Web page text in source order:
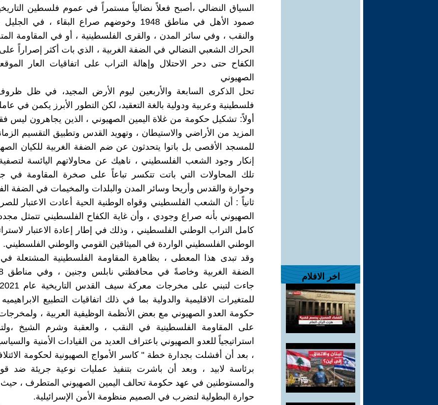
اخر الافلام
السياق النضالي ،أصبح فعلاً نضالياً مستمراً في عموم فلسطين
صمود الأهل في مناطق 1948 وخوضهم صراع البقاء ، في
والنقب ، وفي سائر المدن ، والقرى الفلسطينية ، أو في المقاومة
الحراك الشعبي النضالي في الضفة الغربية ، الذي بات أكثر إصراراً
الكفاح حتى دحر الاحتلال وإهالة التراب على اتفاقيات العار
الصهيوني
تحل الذكرى السابعة والأربعين ليوم الأرض المجيد، في ظل
فلسطينية وعربية ودولية بالغة التعقيد، لكن التطور الأبرز يكمن في
أولاً: تشكيل حكومة من غلاة اليمين الصهيوني ، الذين يجاهرون ليس
المزيد من الأراضي والاستيطان ، وتهويد القدس وتطبيق التقسيم
للمسجد الأقصى بل باتوا يتحدثون عن ضم الضفة الغربية للكيان
إنكار وجود الشعب الفلسطيني ، ناهيك عن محاولاتهم اليائسة
تلك المحاولات التي باتت تتكسر تباعاً على صخرة المقاومة في
وحوارة والقدس وأريحا وسائر المدن والبلدات والمخيمات في الضفة
ثانياً : أن الشعب الفلسطيني وقواه الوطنية الحية أعادت الاعتبار
الصهيوني بأنه صراع وجودي ، وأن غاية الكفاح الفلسطيني تتمثل
كامل التراب الوطني الفلسطيني ، وذلك في إطار إعادة الاعتبار
الوطني الفلسطيني الواردة في الميثاقين القومي والوطني الفلسطيني.
وقد تبدى هذا المعطى ، بظاهرة المقاومة الفلسطينية المشتعلة في
للمتغيرات الاقليمية والدولية بما في ذلك اتفاقيات التطبيع
حكومة العدو الصهيوني مع بعض الأنظمة الوظيفية العربية ،
على المقاومة الفلسطينية في النقب ، والعقبة وشرم الشيخ
استراتيجياً للعدو الصهيوني باعتراف العديد من القيادات الأمنية
، بعد أن أفشلت بجدارة خطة " كاسر الأمواج الصهيونية لحكومة
برئاسة لابيد ، وبعد أن باشرت بتنفيذ عمليات نوعية جريئة ضد
والمستوطنين في عهد حكومة تحالف اليمين الصهيوني المتطرف ، حيث
حوارة البطولية لتضرب في الصميم منظومة الأمن الإسرائيلية.